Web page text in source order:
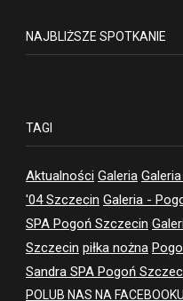
NAJBLIŻSZE SPOTKANIE
TAGI
Aktualności Galeria
'04 Szczecin Galeria -
SPA Pogoń Szczecin
Szczecin piłka nożna
Sandra SPA Pogoń
POLUB NAS NA